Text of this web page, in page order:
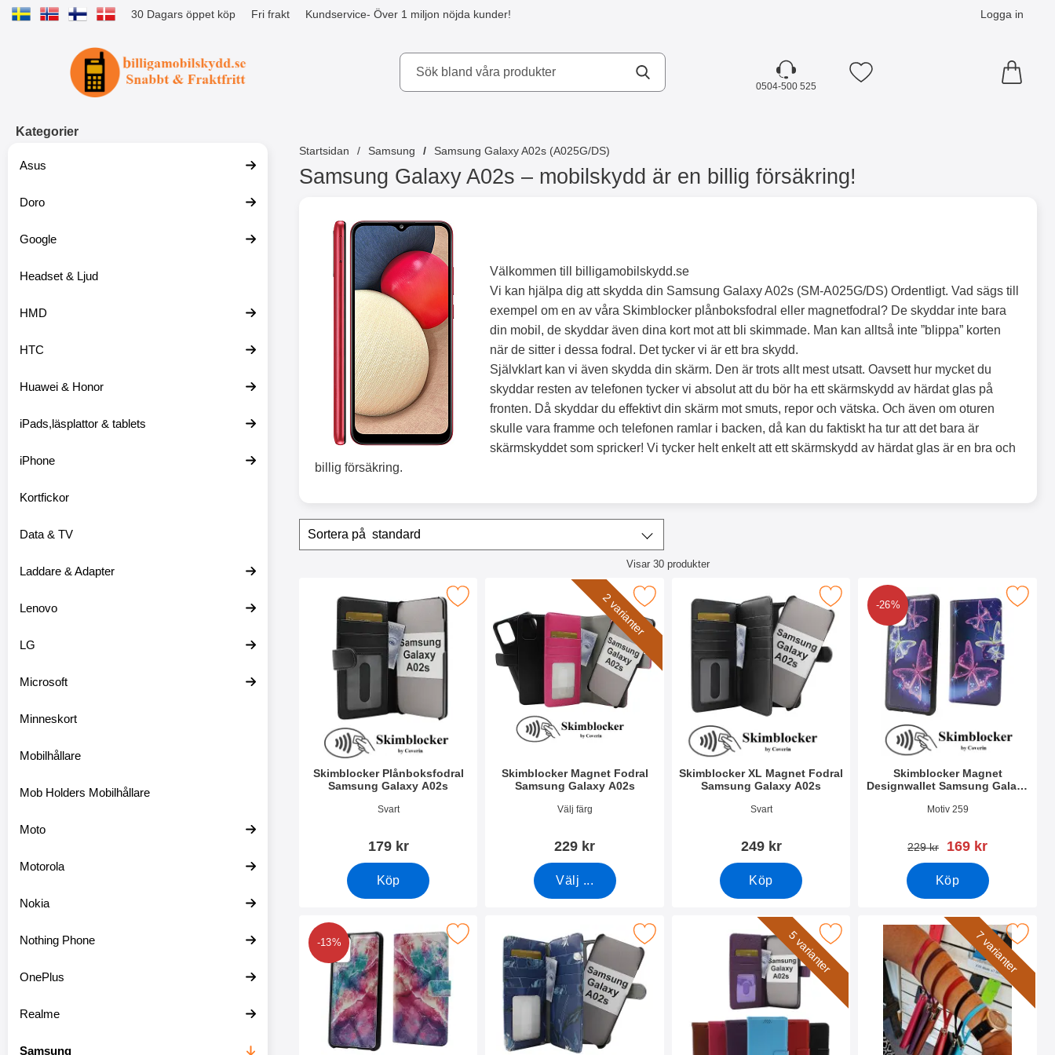
30 Dagars öppet köp Fri frakt Kundservice- Över 1 miljon nöjda kunder! Logga in
Startsidan för Tibro Billiga Mobilskydd AB
0504-500 525
Mina favoriter
Kategorier
Asus
Doro
Google
Headset & Ljud
HMD
HTC
Huawei & Honor
iPads,läsplattor & tablets
iPhone
Kortfickor
Data & TV
Laddare & Adapter
Lenovo
LG
Microsoft
Minneskort
Mobilhållare
Mob Holders Mobilhållare
Moto
Motorola
Nokia
Nothing Phone
OnePlus
Realme
Samsung
Startsidan Samsung Samsung Galaxy A02s (A025G/DS)
Samsung Galaxy A02s – mobilskydd är en billig försäkring!
Välkommen till billigamobilskydd.se
Vi kan hjälpa dig att skydda din Samsung Galaxy A02s (SM-A025G/DS) Ordentligt. Vad sägs till
exempel om en av våra Skimblocker plånboksfodral eller magnetfodral? De skyddar inte bara
din mobil, de skyddar även dina kort mot att bli skimmade. Man kan alltså inte ”blippa” korten
när de sitter i dessa fodral. Det tycker vi är ett bra skydd.
Självklart kan vi även skydda din skärm. Den är trots allt mest utsatt. Oavsett hur mycket du
skyddar resten av telefonen tycker vi absolut att du bör ha ett skärmskydd av härdat glas på
fronten. Då skyddar du effektivt din skärm mot smuts, repor och vätska. Och även om oturen
skulle vara framme och telefonen ramlar i backen, då kan du faktiskt ha tur att det bara är
skärmskyddet som spricker! Vi tycker helt enkelt att ett skärmskydd av härdat glas är en bra och
billig försäkring.
p
Filtrera & sortera
standard
Visar 30 produkter
Skimblocker Plånboksfodral
Samsung Galaxy A02s
Svart
179 kr
Köp
Makera skimblocker Plånboksfodral Samsung Galaxy A02s som favorit
2 varianter
Skimblocker Magnet Fodral
Samsung Galaxy A02s
Välj färg
229 kr
Välj ...
Makera skimblocker Magnet Fodral Samsung Galaxy A02s som favorit
Skimblocker XL Magnet Fodral
Samsung Galaxy A02s
Svart
249 kr
Köp
Makera skimblocker XL Magnet Fodral Samsung Galaxy A02s som favorit
-26%
Skimblocker Magnet
Designwallet Samsung Galaxy
Art. nr 39123Motiv 259
tidigare pris
229 kr rea pris
169 kr
Köp
Makera skimblocker Magnet Designwallet
-13%
Makera skimblocker Magnet Designwallet Samsung Galaxy A02s som favorit
Makera skimblocker XL Magnet Designwallet Samsung Galaxy A02s som favorit
5 varianter
Makera new Standcase Wallet Samsung Galaxy A02s (A025G/DS) som favorit
7 varianter
Makera handledsband till New